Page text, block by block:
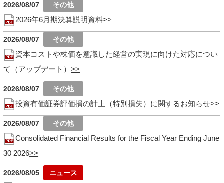
2026/08/07
2026年6月期決算説明資料
2026/08/07
資本コストや株価を意識した経営の実現に向けた対応につい
て（アップデート）
2026/08/07
投資有価証券評価損の計上（特別損失）に関するお知らせ
2026/08/07
Consolidated Financial Results for the Fiscal Year Ending June
30 2026
2026/08/05